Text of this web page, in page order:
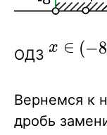
\\ x
ОДЗ x \in (-
x ∈ (−8
Вернемся к
дробь